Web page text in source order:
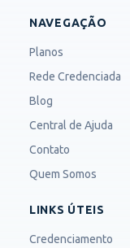
NAVEGAÇÃO
Planos
Rede Credenciada
Blog
Central de Ajuda
Contato
Quem Somos
LINKS ÚTEIS
Credenciamento